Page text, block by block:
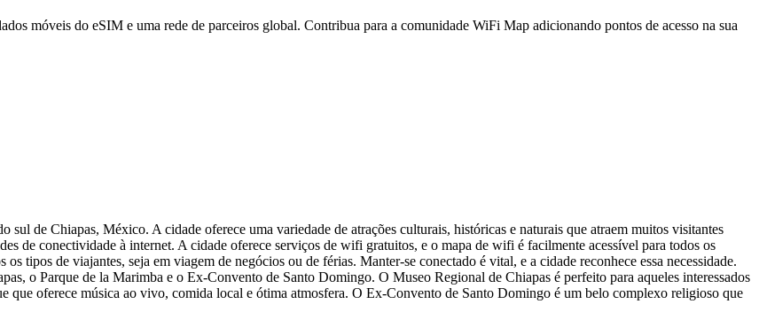
móveis do eSIM e uma rede de parceiros global. Contribua para a comunidade WiFi Map adicionando pontos de acesso na sua
sul de Chiapas, México. A cidade oferece uma variedade de atrações culturais, históricas e naturais que atraem muitos visitantes
de conectividade à internet. A cidade oferece serviços de wifi gratuitos, e o mapa de wifi é facilmente acessível para todos os
tipos de viajantes, seja em viagem de negócios ou de férias. Manter-se conectado é vital, e a cidade reconhece essa necessidade.
o Parque de la Marimba e o Ex-Convento de Santo Domingo. O Museo Regional de Chiapas é perfeito para aqueles interessados
que oferece música ao vivo, comida local e ótima atmosfera. O Ex-Convento de Santo Domingo é um belo complexo religioso que